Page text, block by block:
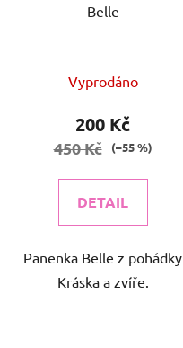
Belle
Vyprodáno
200 Kč
450 Kč (–55 %)
DETAIL
Panenka Belle z pohádky
Kráska a zvíře.